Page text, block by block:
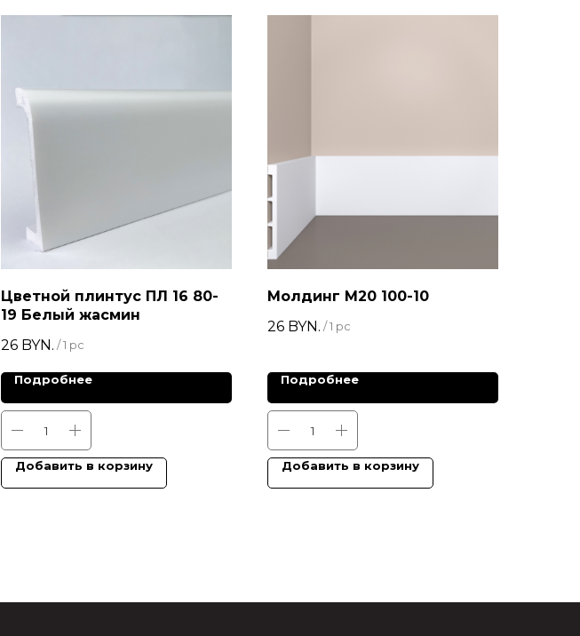
Цветной плинтус ПЛ 16 80-
19 Белый жасмин
26 BYN. / 1 pc
Подробнее
Добавить в корзину
Молдинг М20 100-10
26 BYN. / 1 pc
Подробнее
Добавить в корзину